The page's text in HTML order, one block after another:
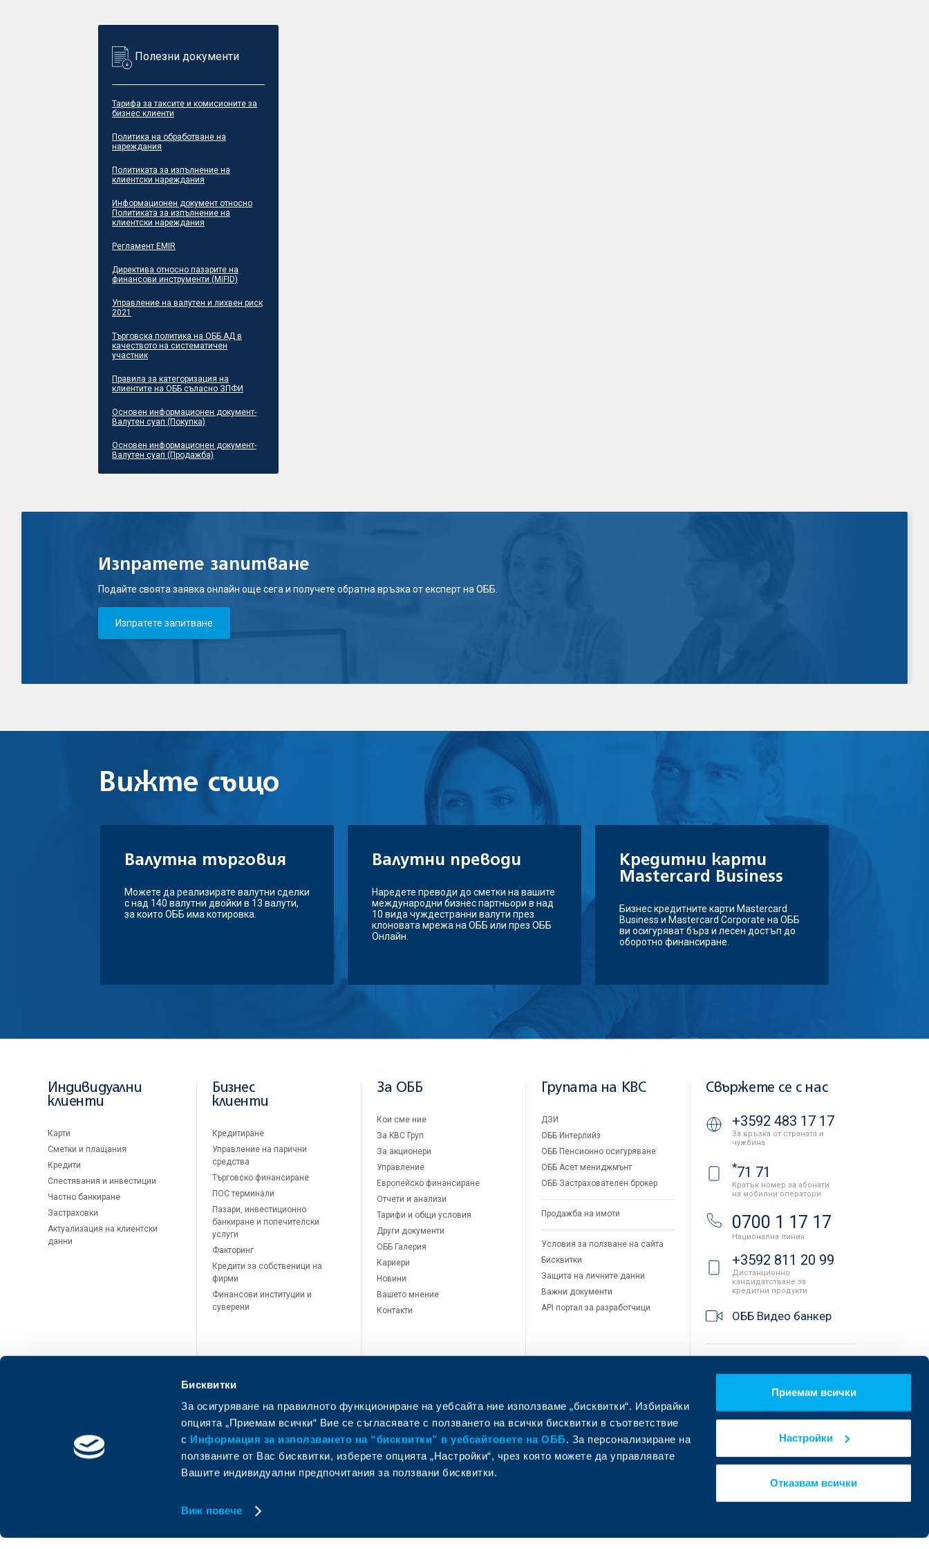
Бисквитки
За осигуряване на правилното функциониране на уебсайта ние използваме „бисквитки“. Избирайки
опцията „Приемам всички“ Вие се съгласявате с ползването на всички бисквитки в съответствие
с Информация за използването на “бисквитки” в уебсайтовете на ОББ. За персонализиране на
ползваните от Вас бисквитки, изберете опцията „Настройки“, чрез която можете да управлявате
Вашите индивидуални предпочитания за ползвани бисквитки.
Виж повече
Приемам всички
Настройки
Отказвам всички
Полезни документи
Тарифа за таксите и комисионите за
бизнес клиенти
Политика на обработване на
нареждания
Политиката за изпълнение на
клиентски нареждания
Информационен документ относно
Политиката за изпълнение на
клиентски нареждания
Регламент EMIR
Директива относно пазарите на
финансови инструменти (MiFID)
Управление на валутен и лихвен риск
2021
Търговска политика на ОББ АД в
качеството на систематичен
участник
Правила за категоризация на
клиентите на ОББ съласно ЗПФИ
Основен информационен документ-
Валутен суап (Покупка)
Основен информационен документ-
Валутен суап (Продажба)
Изпратете запитване
Подайте своята заявка онлайн още сега и получете обратна връзка от експерт на ОББ.
Изпратете запитване
Вижте също
Валутна търговия
Можете да реализирате валутни сделки
с над 140 валутни двойки в 13 валути,
за които ОББ има котировка.
Валутни преводи
Наредете преводи до сметки на вашите
международни бизнес партньори в над
10 вида чуждестранни валути през
клоновата мрежа на ОББ или през ОББ
Онлайн.
Kредитни карти
Mastercard Business
Бизнес кредитните карти Mastercard
Business и Mastercard Corporate на ОББ
ви осигуряват бърз и лесен достъп до
оборотно финансиране.
Индивидуални
клиенти
Карти
Сметки и плащания
Кредити
Спестявания и инвестиции
Частно банкиране
Застраховки
Актуализация на клиентски
данни
Бизнес
клиенти
Кредитиране
Управление на парични
средства
Търговско финансиране
ПОС терминали
Пазари, инвестиционно
банкиране и попечителски
услуги
Факторинг
Кредити за собственици на
фирми
Финансови институции и
суверени
За ОББ
Кои сме ние
За KBC Груп
За акционери
Управление
Европейско финансиране
Отчети и анализи
Тарифи и общи условия
Други документи
ОББ Галерия
Кариери
Новини
Вашето мнение
Контакти
Групата на KBC
ДЗИ
ОББ Интерлийз
ОББ Пенсионно осигуряване
ОББ Асет мениджмънт
ОББ Застрахователен брокер
Продажба на имоти
Условия за ползване на сайта
Бисквитки
Защита на личните данни
Важни документи
API портал за разработчици
Свържете се с нас
+3592 483 17 17
За връзка от страната и
чужбина
*71 71
Кратък номер за абонати
на мобилни оператори
0700 1 17 17
Национална линия
+3592 811 20 99
Дистанционно
кандидатстване за
кредитни продукти
ОББ Видео банкер
ОББ Онлайн ОББ Мобайл